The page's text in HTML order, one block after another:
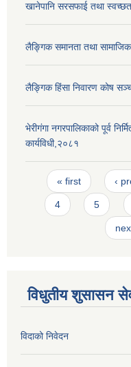
खानेपानि सरसफाई तथा
लैङ्गिक समानता तथा
लैङ्गिक हिंसा निवारण कोष
भेरीगंगा नगरपालिकाको पूर्व
कार्यविधी,२०८१
Pages
« first ‹
4 5
विधुतीय शुसासन
विदाको निवेदन